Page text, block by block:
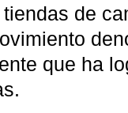
de
que ha